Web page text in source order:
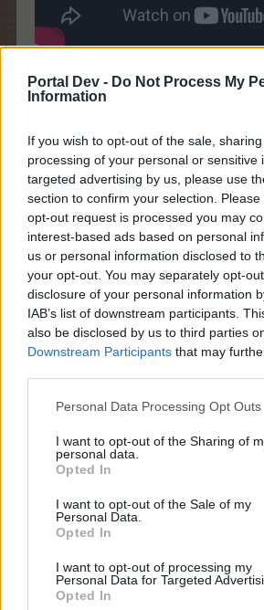
Portal Dev - Do Not Process My
Information
If you wish to opt-out of the sale,
processing of your personal or sensitive
targeted advertising by us, please use
section to confirm your selection.
opt-out request is processed you may
interest-based ads based on personal
us or personal information disclosed to
your opt-out. You may separately opt-
disclosure of your personal information
IAB’s list of downstream participants.
also be disclosed by us to third parties
Downstream Participants that may
Personal Data Processing Opt Outs
I want to opt-out of the Sharing of
personal data.
Opted In
I want to opt-out of the Sale of my
Personal Data.
Opted In
I want to opt-out of processing my
Personal Data for Targeted
Opted In
Ricky1966,mogli52
schlomil
Lebende Forenlegende
7 März 2026